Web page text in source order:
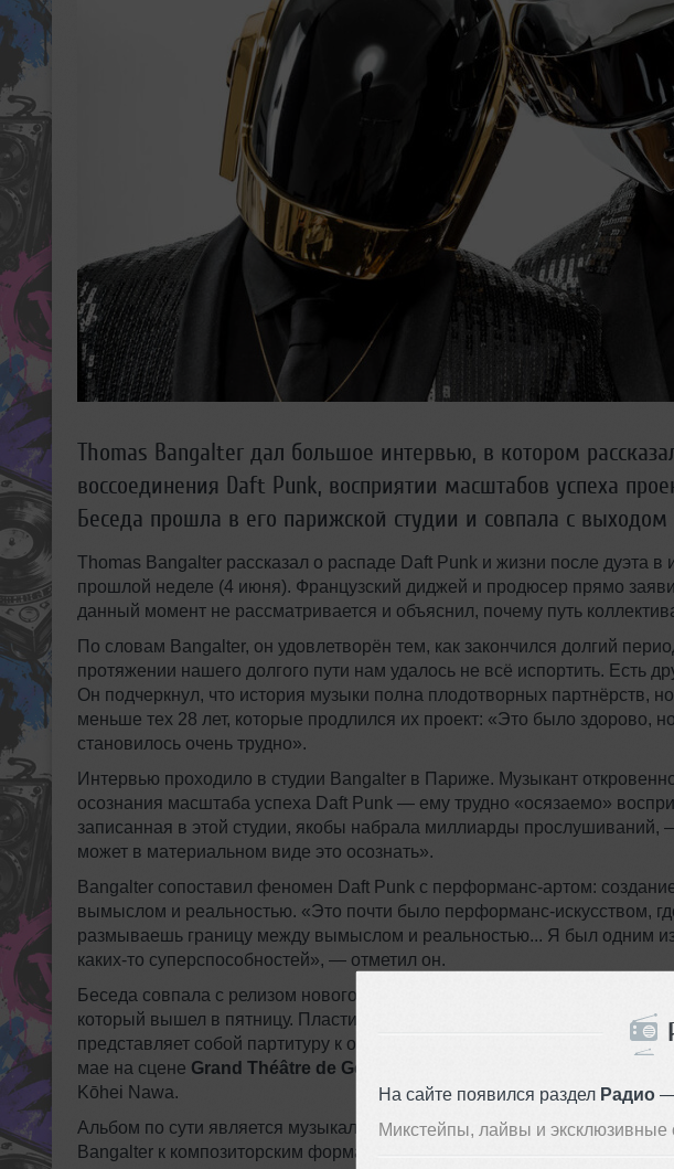
На сайте появился раздел Радио—
Микстейпы, лайвы и эксклюзивные
Thomas Bangalter дал большое интервью, в котором
воссоединения Daft Punk, восприятии масштабов успеха
Беседа прошла в его парижской студии и совпала с
Thomas Bangalter рассказал о распаде Daft Punk и жизни после дуэта в
прошлой неделе (4 июня). Французский диджей и продюсер прямо
данный момент не рассматривается и объяснил, почему путь
По словам Bangalter, он удовлетворён тем, как закончился долгий
протяжении нашего долгого пути нам удалось не всё испортить. Есть
Он подчеркнул, что история музыки полна плодотворных партнёрств,
меньше тех 28 лет, которые продлился их проект: «Это было здорово,
становилось очень трудно».
Интервью проходило в студии Bangalter в Париже. Музыкант
осознания масштаба успеха Daft Punk — ему трудно «осязаемо»
записанная в этой студии, якобы набрала миллиарды
может в материальном виде это осознать».
Bangalter сопоставил феномен Daft Punk с перформанс‑артом:
вымыслом и реальностью. «Это почти было перформанс‑искусством,
размываешь границу между вымыслом и реальностью... Я был одним из
каких‑то суперспособностей», — отметил он.
Беседа совпала с релизом нового сольного альбома Thomas Bangalter
который вышел в пятницу. Пластинка вдохновлена музыкой
представляет собой партитуру к одноимённому балету длительностью
мае на сцене Grand Théâtre de Genève
Kōhei Nawa.
Альбом по сути является музыкальным сопровождением этого
Bangalter к композиторским формам и театральной музыке. В интервью